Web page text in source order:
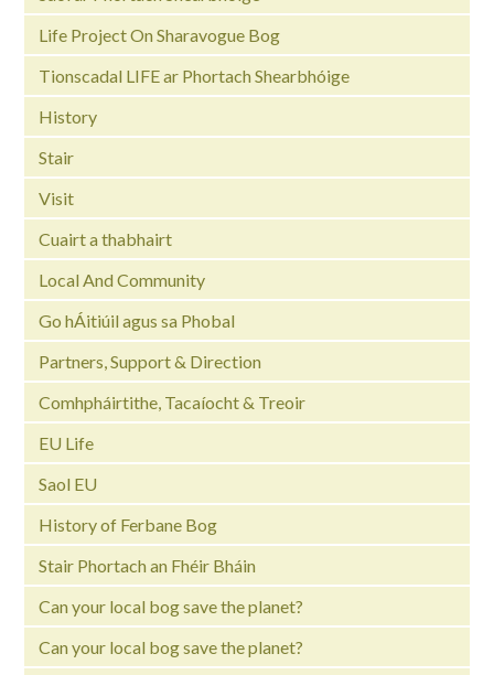
Life Project On Sharavogue Bog
Tionscadal LIFE ar Phortach Shearbhóige
History
Stair
Visit
Cuairt a thabhairt
Local And Community
Go hÁitiúil agus sa Phobal
Partners, Support & Direction
Comhpháirtithe, Tacaíocht & Treoir
EU Life
Saol EU
History of Ferbane Bog
Stair Phortach an Fhéir Bháin
Can your local bog save the planet?
Can your local bog save the planet?